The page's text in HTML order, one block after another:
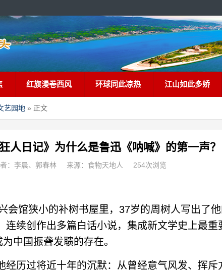
红旗漫卷西风 环球同此凉热 江山如此多娇
艺园地 » 正文
人日记》为什么是鲁迅《呐喊》的第一声？
：李晨、郭春林 来源：食物天地人 254次浏览
馆狭小的补树书屋里，37岁的周树人写出了他
连续创作出多篇白话小说，集成新文学史上最重
中国振聋发聩的存在。
历过将近十年的沉默：从曾经意气风发、挥斥